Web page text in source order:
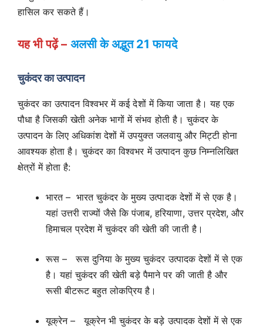
हासिल कर सकते हैं।
यह भी पढ़ें – अलसी के अद्भुत 21 फायदे
चुकंदर का उत्पादन
चुकंदर का उत्पादन विश्वभर में कई देशों में किया जाता है। यह एक
पौधा है जिसकी खेती अनेक भागों में संभव होती है। चुकंदर के
उत्पादन के लिए अधिकांश देशों में उपयुक्त जलवायु और मिट्टी होना
आवश्यक होता है। चुकंदर का विश्वभर में उत्पादन कुछ निम्नलिखित
क्षेत्रों में होता है:
भारत – भारत चुकंदर के मुख्य उत्पादक देशों में से एक है।
यहां उत्तरी राज्यों जैसे कि पंजाब, हरियाणा, उत्तर प्रदेश, और
हिमाचल प्रदेश में चुकंदर की खेती की जाती है।
रूस – रूस दुनिया के मुख्य चुकंदर उत्पादक देशों में से एक
है। यहां चुकंदर की खेती बड़े पैमाने पर की जाती है और
रूसी बीटरूट बहुत लोकप्रिय है।
यूक्रेन – यूक्रेन भी चुकंदर के बड़े उत्पादक देशों में से एक